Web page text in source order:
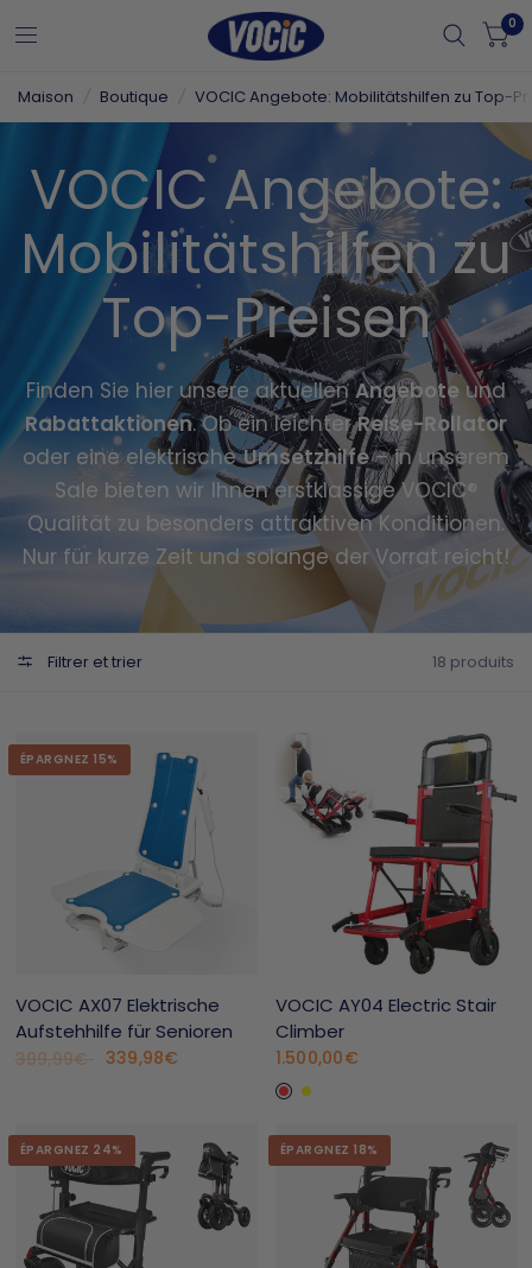
0
Maison Boutique VOCIC Angebote: Mobilitätshilfen zu Top-
VOCIC Angebote:
Mobilitätshilfen zu
Top-Preisen
Finden Sie hier unsere aktuellenAngeboteund
Rabattaktionen. Ob ein leichterReise-Rollator
oder eine elektrischeUmsetzhilfe– in unserem
Sale bieten wir Ihnen erstklassige VOCIC®
Qualität zu besonders attraktiven Konditionen.
Nur für kurze Zeit und solange der Vorrat reicht!
Filtrer et trier 18 produits
ÉPARGNEZ 15%
VOCIC AX07 Elektrische
Aufstehhilfe für Senioren
399,99€ 339,98€
VOCIC AY04 Electric Stair
Climber
1.500,00€
RotGelb
ÉPARGNEZ 24% ÉPARGNEZ 18%